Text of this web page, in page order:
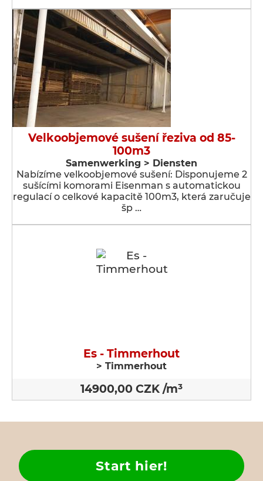
Velkoobjemové sušení řeziva od 85-
100m3
Samenwerking > Diensten
Nabízíme velkoobjemové sušení: Disponujeme 2
sušícími komorami Eisenman s automatickou
regulací o celkové kapacitě 100m3, která zaručuje
šp …
Es - Timmerhout
> Timmerhout
14900,00 CZK /m³
Start hier!